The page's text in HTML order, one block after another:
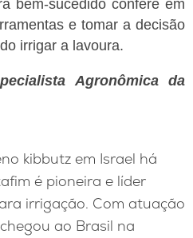
bem-sucedido confere em
e tomar a decisão
irrigar a lavoura.
Agronômica da
kibbutz em Israel há
é pioneira e líder
irrigação. Com atuação
ao Brasil na